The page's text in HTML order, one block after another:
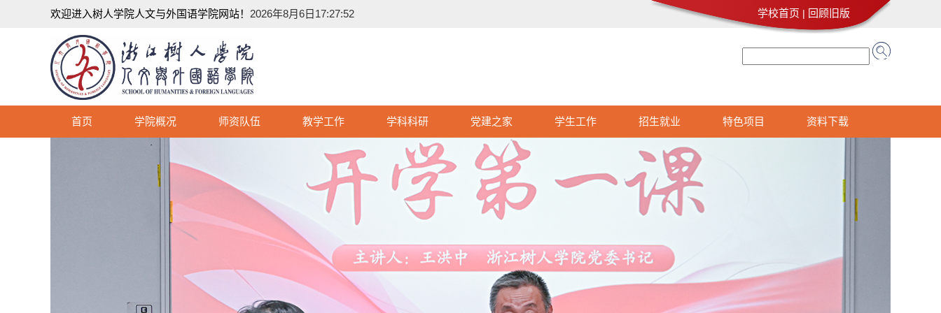
欢迎进入树人学院人文与外国语学院网站！ 2026年8月6日17:27:53 学校首页 | 回顾旧版
首页 学院概况 师资队伍 教学工作 学科科研 党建之家 学生工作 招生就业 特色项目 资料下载